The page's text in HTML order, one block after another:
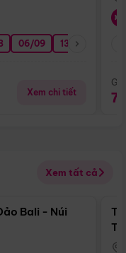
06/09 13/09
Xem chi tiết
Xem tất cả
Điểm nổi bật
Bali - Núi